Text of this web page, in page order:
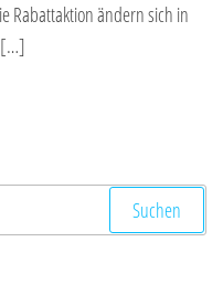
Rabattaktion ändern sich in
[…]